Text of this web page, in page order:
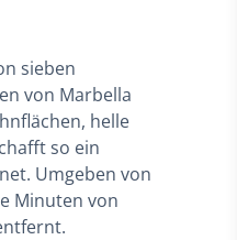
sieben
von Marbella
helle
so ein
Umgeben von
Minuten von